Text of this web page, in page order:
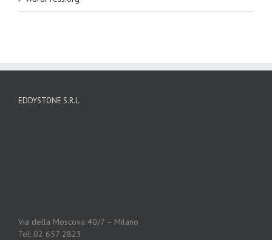
EDDYSTONE S.R.L.
Via della Moscova 40/7 – Milano
Tel: 02 657 2823